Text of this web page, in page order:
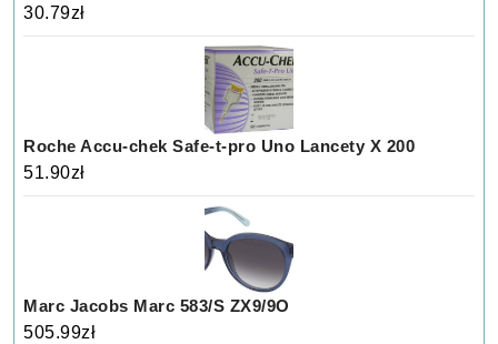
30.79zł
Roche Accu-chek Safe-t-pro Uno Lancety X 200
51.90zł
Marc Jacobs Marc 583/S ZX9/9O
505.99zł